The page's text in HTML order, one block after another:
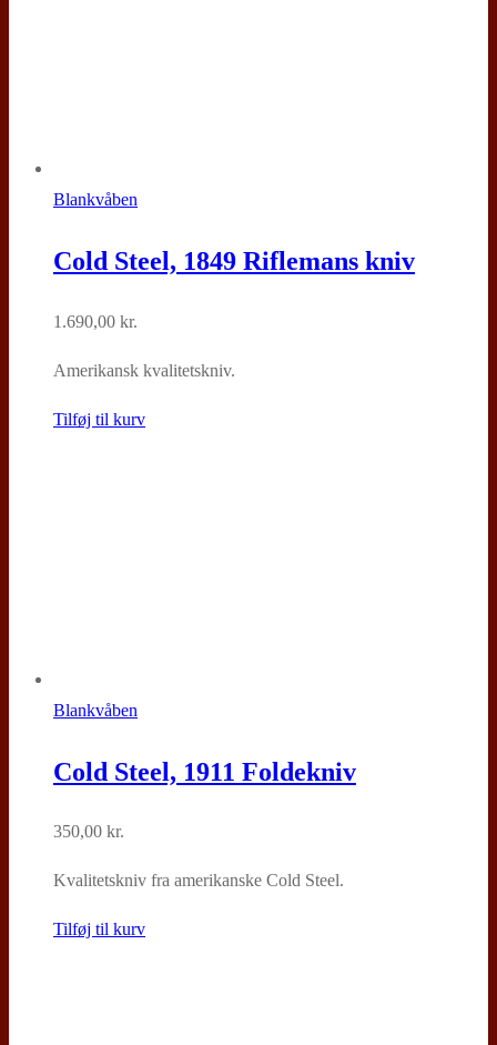
Blankvåben
Cold Steel, 1849 Riflemans kniv
1.690,00 kr.
Amerikansk kvalitetskniv.
Tilføj til kurv
Blankvåben
Cold Steel, 1911 Foldekniv
350,00 kr.
Kvalitetskniv fra amerikanske Cold Steel.
Tilføj til kurv